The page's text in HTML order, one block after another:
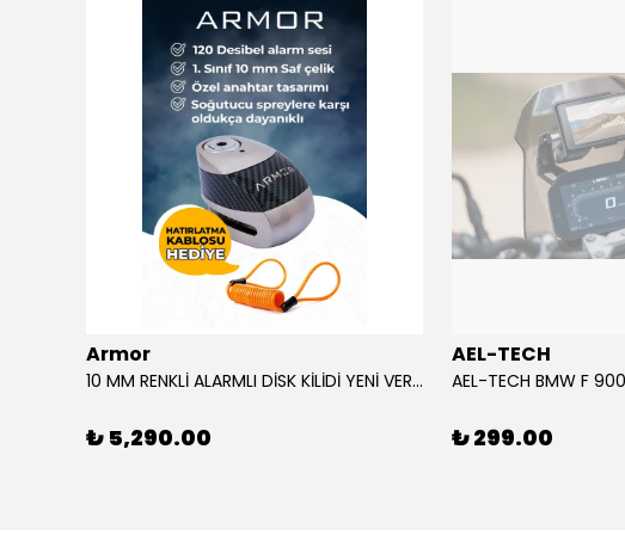
Armor
10 MM RENKLİ ALARMLI DİSK KİLİDİ YENİ VERSİYON
₺ 5,290.00
AEL-TECH
₺ 299.00